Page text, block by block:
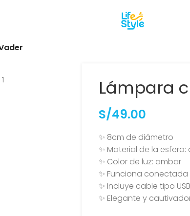
Lámpara
S/49.00
✨ 8cm de diámetro
✨ Material de la esfera:
✨ Color de luz: ambar
✨ Funciona conectada
✨ Incluye cable tipo
✨ Elegante y